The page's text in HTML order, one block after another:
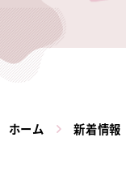
ホーム 新着情報